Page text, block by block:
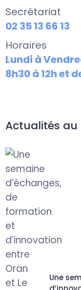
Secrétariat
02 35 13 66 13
Horaires
Lundi à
8h30 à 12h et
Actualités au
Une